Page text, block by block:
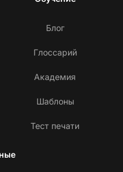
Блог
Глоссарий
Академия
Шаблоны
Тест печати